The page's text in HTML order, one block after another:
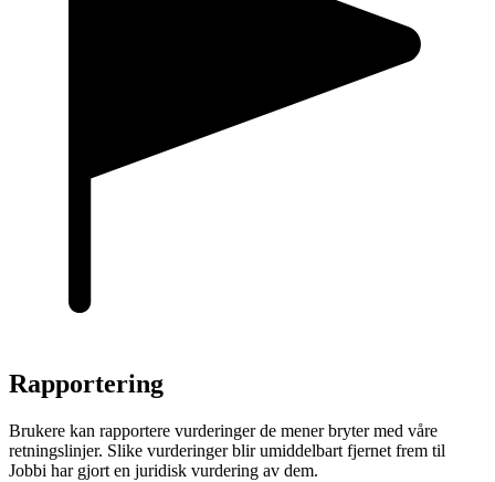
Rapportering
Brukere kan rapportere vurderinger de mener bryter med våre
retningslinjer. Slike vurderinger blir umiddelbart fjernet frem til
Jobbi har gjort en juridisk vurdering av dem.